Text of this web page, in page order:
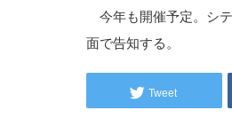
今年も開催予定。シ
面で告知する。
Tweet